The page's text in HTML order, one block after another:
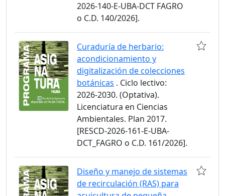
2026-140-E-UBA-DCT FAGRO
o C.D. 140/2026].
Curaduría de herbario:
acondicionamiento y
digitalización de colecciones
botánicas . Ciclo lectivo:
2026-2030. (Optativa).
Licenciatura en Ciencias
Ambientales. Plan 2017.
[RESCD-2026-161-E-UBA-
DCT_FAGRO o C.D. 161/2026].
Diseño y manejo de sistemas
de recirculación (RAS) para